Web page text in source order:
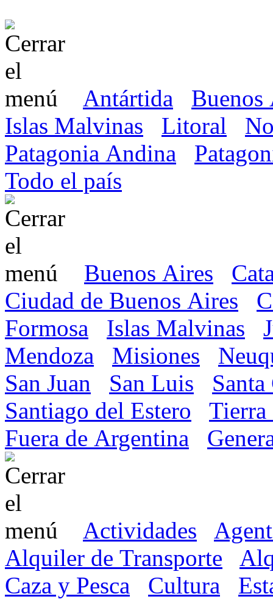
Antártida
Buenos
Islas Malvinas
Litoral
Patagonia Andina
Todo el país
Buenos Aires
Ciudad de Buenos Aires
Formosa
Islas Malvinas
Mendoza
Misiones
San Juan
San Luis
Santiago del Estero
Tierra
Fuera de Argentina
Actividades
Alquiler de Transporte
Caza y Pesca
Cultura